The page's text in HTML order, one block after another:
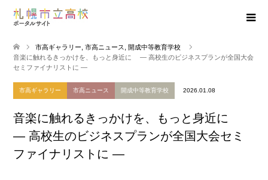
市高ギャラリー 市高ニュース
開成中等教育学校
音楽に触れるきっかけを、もっと身近に ― 高校生のビジネスプランが全国大会
セミファイナリストに ―
市高ギャラリー 市高ニュース 開成中等教育学校 2026.01.08
音楽に触れるきっかけを、もっと身近に
― 高校生のビジネスプランが全国大会セミ
ファイナリストに ―